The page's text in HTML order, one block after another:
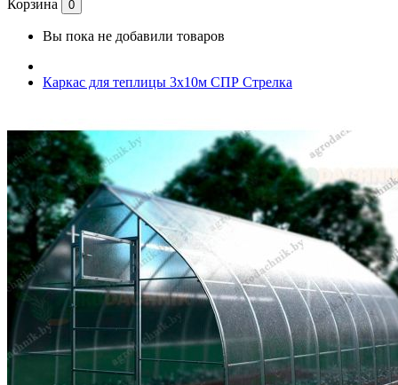
Корзина 0
Вы пока не добавили товаров
Каркас для теплицы 3х10м СПР Стрелка